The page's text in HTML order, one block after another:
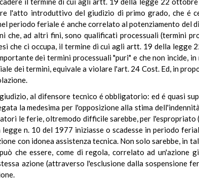
l'atto introduttivo del giudizio di primo grado, che é
periodo feriale é anche correlato al potenziamento del
ad altri fini, sono qualificati processuali (termini
che ci occupa, il termine di cui agli artt. 19 della legge
dei termini processuali "puri" e che non incide,
dei termini, equivale a violare l'art. 24 Cost. Ed, in
al difensore tecnico é obbligatorio: ed é quasi
la medesima per l'opposizione alla stima
le ferie, oltremodo difficile sarebbe, per l'espropriato
n. 10 del 1977 iniziasse o scadesse in periodo
con idonea assistenza tecnica. Non solo sarebbe, in
che essere, come di regola, correlato ad un'azione
azione (attraverso l'esclusione dalla sospensione